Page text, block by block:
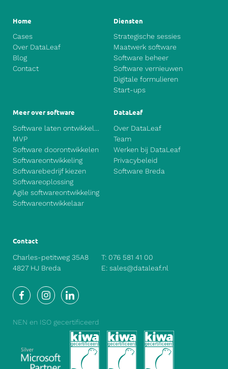
Home
Cases
Over DataLeaf
Blog
Contact
Diensten
Strategische sessies
Maatwerk software
Software beheer
Software vernieuwen
Digitale formulieren
Start-ups
Meer over software
MVP
Software doorontwikkelen
Softwareontwikkeling
Softwarebedrijf kiezen
Softwareoplossing
Agile softwareontwikkeling
Softwareontwikkelaar
DataLeaf
Over DataLeaf
Team
Werken bij DataLeaf
Privacybeleid
Software Breda
Contact
Charles-petitweg 35A8
4827 HJ Breda
T:076 581 41 00
E:sales@dataleaf.nl
FacebookInstagramLinkedIn
NEN en ISO gecertificeerd